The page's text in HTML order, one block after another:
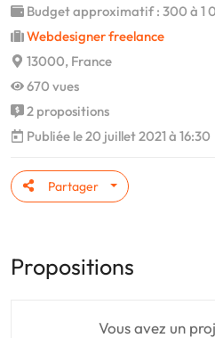
Budget approximatif : 300 à 1
Webdesigner freelance
13000, France
670 vues
2 propositions
Publiée le 20 juillet 2021 à 16:30
Partager
Propositions
Vous avez un